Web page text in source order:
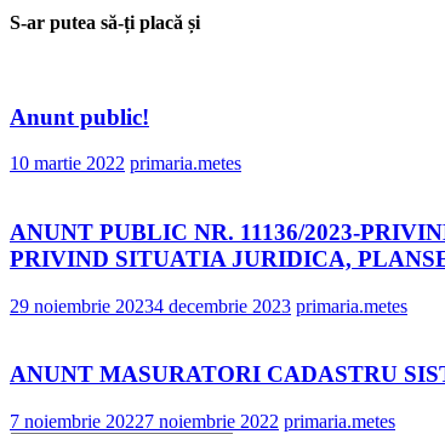
S-ar putea să-ți placă și
Anunt public!
10 martie 2022 primaria.metes
ANUNT PUBLIC NR. 11136/2023-
PRIVIND SITUATIA JURIDICA,
29 noiembrie 20234 decembrie 2023 primaria.metes
ANUNT MASURATORI CADASTRU
7 noiembrie 20227 noiembrie 2022 primaria.metes